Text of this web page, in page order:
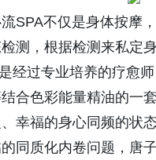
SPA不仅是身体按摩
测，根据检测来私定
经过专业培养的疗愈
合色彩能量精油的一
幸福的身心同频的状
同质化内卷问题，唐